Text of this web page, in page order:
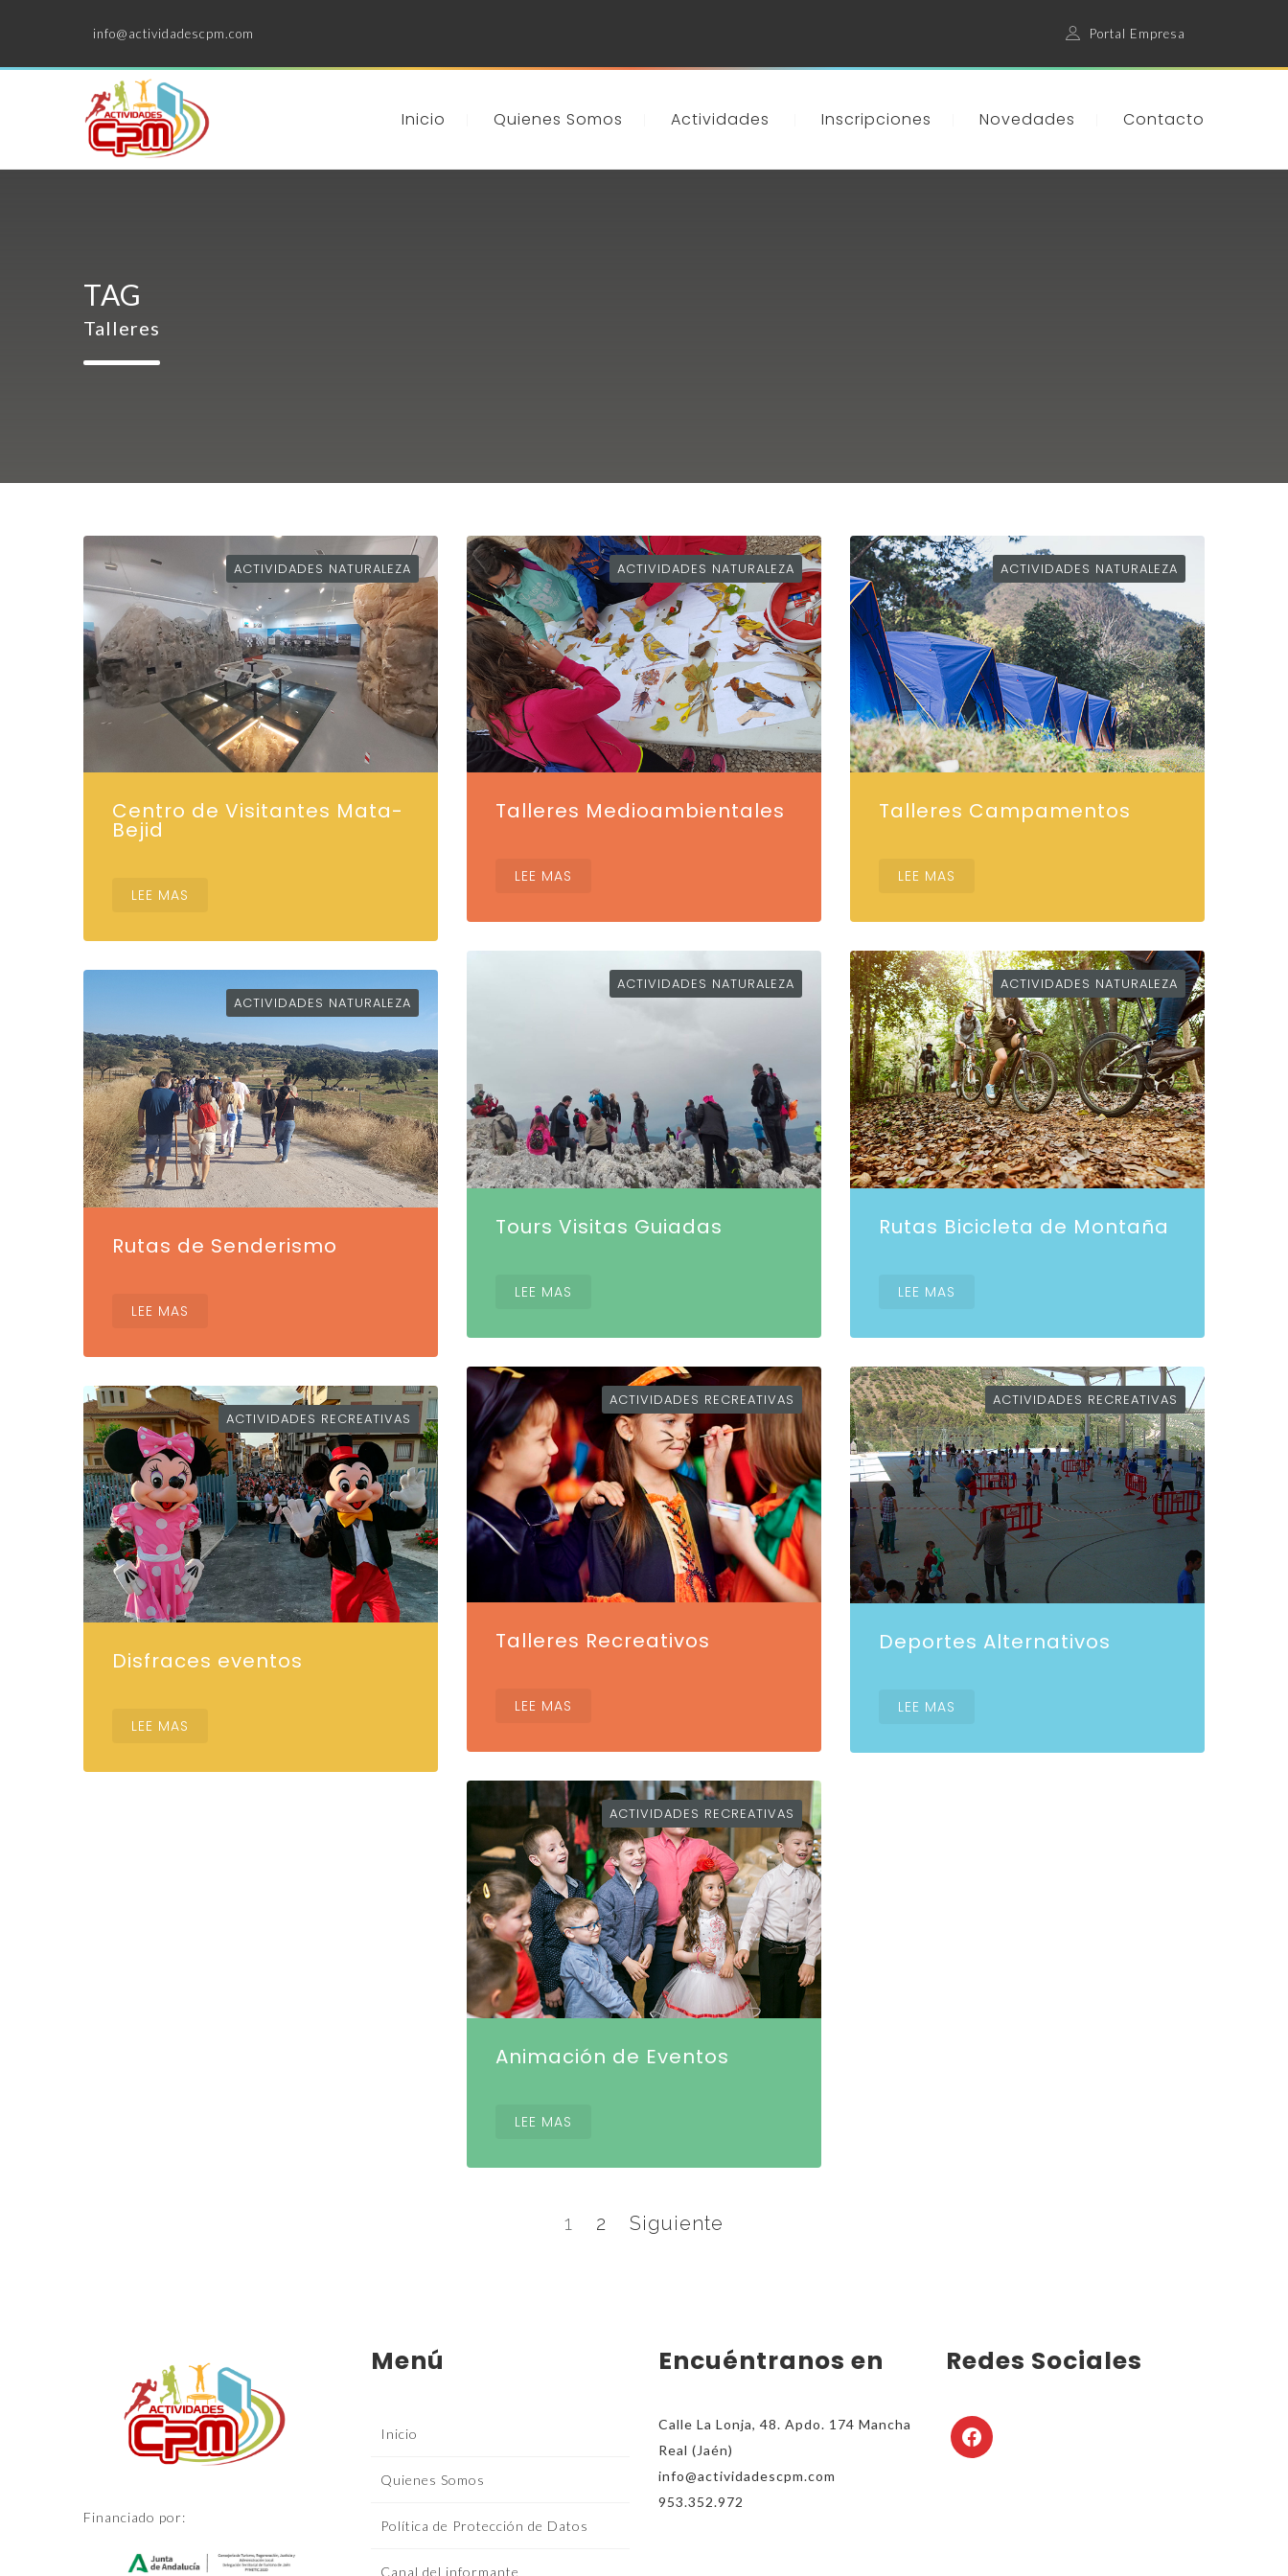
info@actividadescpm.com Portal Empresa
Inicio Quienes Somos Actividades Inscripciones Novedades Contacto
TAG
Talleres
ACTIVIDADES NATURALEZA
Centro de Visitantes Mata-
Bejid
LEE MAS
ACTIVIDADES NATURALEZA
Talleres Medioambientales
LEE MAS
ACTIVIDADES NATURALEZA
Talleres Campamentos
LEE MAS
ACTIVIDADES NATURALEZA
Tours Visitas Guiadas
LEE MAS
ACTIVIDADES NATURALEZA
Rutas Bicicleta de Montaña
LEE MAS
ACTIVIDADES NATURALEZA
Rutas de Senderismo
LEE MAS
ACTIVIDADES RECREATIVAS
Talleres Recreativos
LEE MAS
ACTIVIDADES RECREATIVAS
Deportes Alternativos
LEE MAS
ACTIVIDADES RECREATIVAS
Disfraces eventos
LEE MAS
ACTIVIDADES RECREATIVAS
Animación de Eventos
LEE MAS
Página
1 Página
2 Siguiente
Financiado por:
Menú
Inicio
Quienes Somos
Política de Protección de Datos
Canal del informante
Encuéntranos en
Calle La Lonja, 48. Apdo. 174 Mancha
Real (Jaén)
info@actividadescpm.com
953.352.972
Redes Sociales